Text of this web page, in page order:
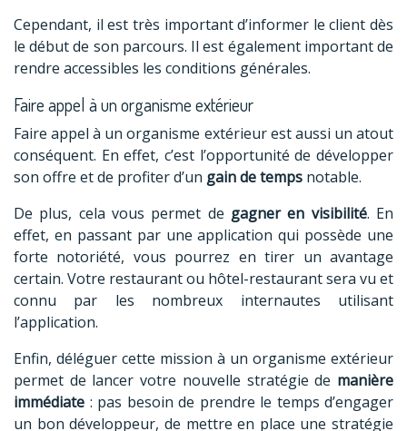
Cependant, il est très important d’informer le client dès
le début de son parcours. Il est également important de
rendre accessibles les conditions générales.
Faire appel à un organisme extérieur
Faire appel à un organisme extérieur est aussi un atout
conséquent. En effet, c’est l’opportunité de développer
son offre et de profiter d’un gain de temps notable.
De plus, cela vous permet de gagner en visibilité. En
effet, en passant par une application qui possède une
forte notoriété, vous pourrez en tirer un avantage
certain. Votre restaurant ou hôtel-restaurant sera vu et
connu par les nombreux internautes utilisant
l’application.
Enfin, déléguer cette mission à un organisme extérieur
permet de lancer votre nouvelle stratégie de manière
immédiate : pas besoin de prendre le temps d’engager
un bon développeur, de mettre en place une stratégie